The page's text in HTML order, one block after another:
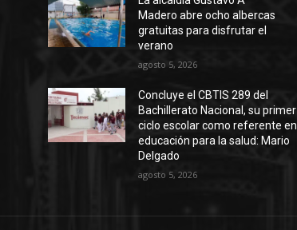
Madero abre ocho albercas
gratuitas para disfrutar el
verano
agosto 5, 2026
Concluye el CBTIS 289 del
Bachillerato Nacional, su primer
ciclo escolar como referente en
educación para la salud: Mario
Delgado
agosto 5, 2026